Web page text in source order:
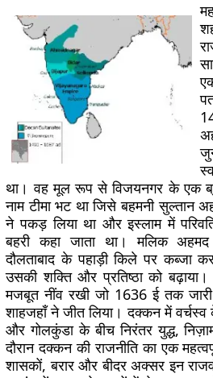
था। वह मूल रूप से विजयनगर के एक
नाम टीमा भट था जिसे बहमनी
ने पकड़ लिया था और इस्लाम में
बहरी कहा जाता था। मलिक
दौलताबाद के पहाड़ी किले पर कब्जा
उसकी शक्ति और प्रतिष्ठा को
मजबूत नींव रखी जो 1636 ई तक
शाहजहाँ ने जीत लिया। दक्कन में
और गोलकुंडा के बीच निरंतर युद्ध,
दौरान दक्कन की राजनीति का एक
शासकों, बरार और बीदर अक्सर इन